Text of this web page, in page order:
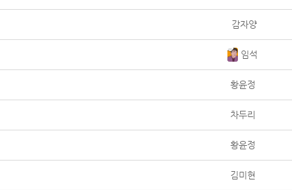
감자양
임석
황윤정
차두리
황윤정
김미현